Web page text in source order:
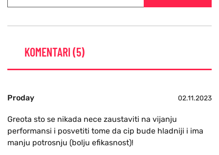
KOMENTARI (5)
Proday 02.11.2023
Greota sto se nikada nece zaustaviti na vijanju
performansi i posvetiti tome da cip bude hladniji i ima
manju potrosnju (bolju efikasnost)!